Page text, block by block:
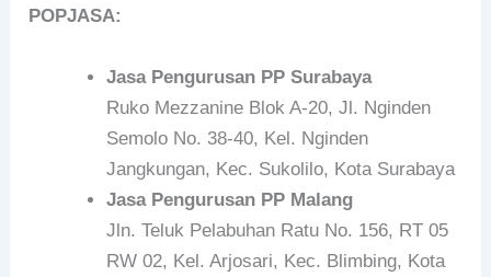
POPJASA:
Jasa Pengurusan PP Surabaya
Ruko Mezzanine Blok A-20, Jl. Nginden
Semolo No. 38-40, Kel. Nginden
Jangkungan, Kec. Sukolilo, Kota Surabaya
Jasa Pengurusan PP Malang
Jln. Teluk Pelabuhan Ratu No. 156, RT 05
RW 02, Kel. Arjosari, Kec. Blimbing, Kota